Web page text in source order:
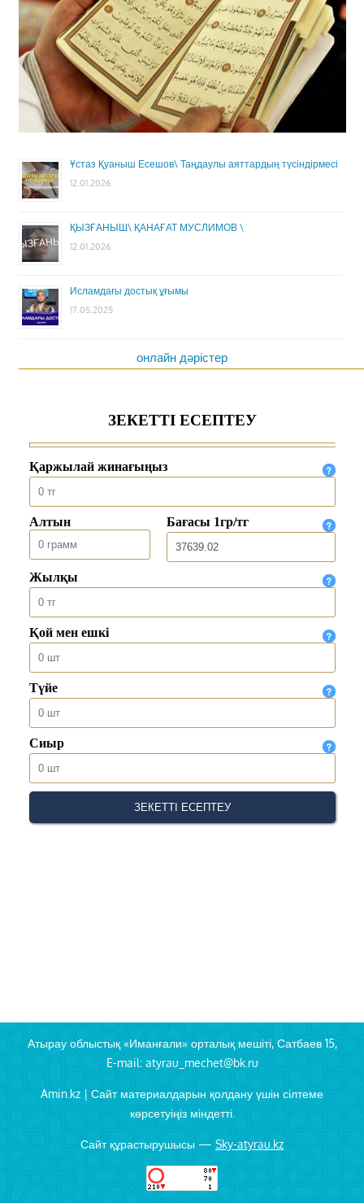
Ұстаз Қуаныш Есешов\ Таңдаулы аяттардың түсіндірмесі
12.01.2026
ҚЫЗҒАНЫШ\ ҚАНАҒАТ МУСЛИМОВ \
12.01.2026
Исламдағы достық ұғымы
17.05.2025
онлайн дәрістер
Атырау облыстық «Иманғали» орталық мешіті, Сатбаев 15,
E-mail: atyrau_mechet@bk.ru
Amin.kz | Сайт материалдарын қолдану үшін сілтеме
көрсетуіңіз міндетті.
Сайт құрастырушысы — Sky-atyrau.kz